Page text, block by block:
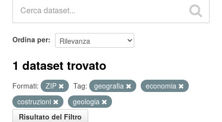
Ordina per
1 dataset trovato
Formati: ZIP Tag: geografia
economia
costruzioni
geologia
Risultato del Filtro